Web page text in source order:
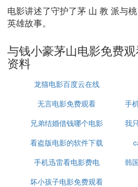
电影讲述了守护了茅 山 教 派与
英雄故事。
与钱小豪茅山电影免费
资料
龙猫电影百度云在线
无言电影免费观看
手
兄弟结婚借钱哪个电影
我
看盗版电影的软件下载
手机迅雷看电影费电
韩
坏小孩子电影免费观看